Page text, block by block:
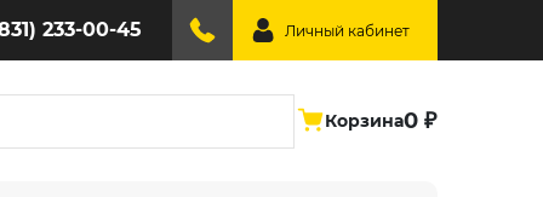
233-00-45 Личный кабинет
Корзина0 ₽